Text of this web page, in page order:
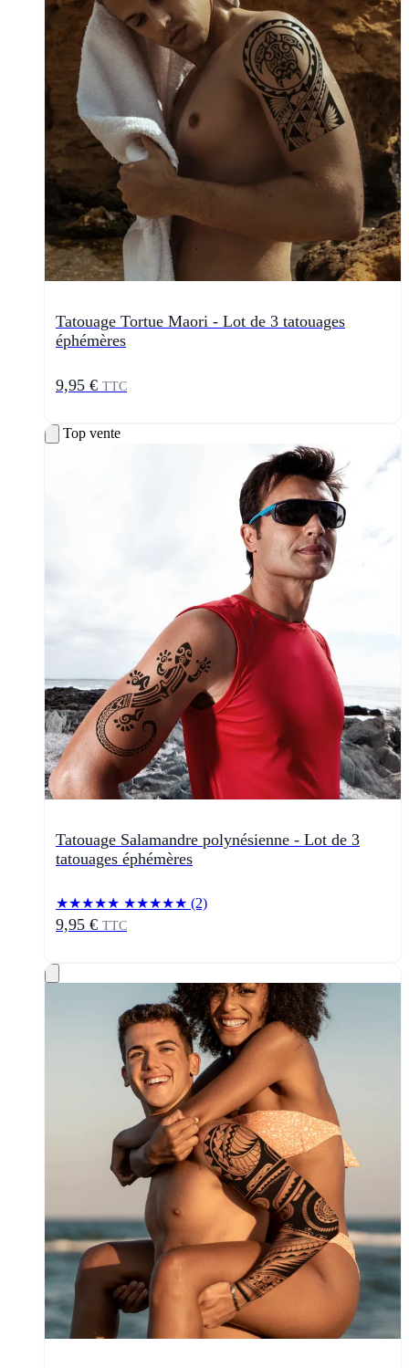
Tatouage Tortue Maori - Lot de 3 tatouages
éphémères
9,95 € TTC
Top vente
Tatouage Salamandre polynésienne - Lot de 3
tatouages éphémères
★★★★★ ★★★★★ (2)
9,95 € TTC